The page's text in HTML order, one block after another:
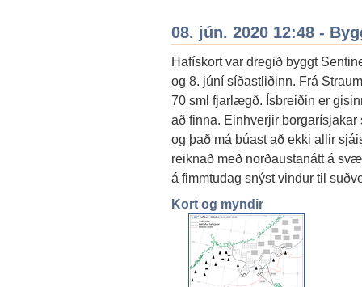
08. jún. 2020 12:48 -
Hafískort var dregið byggt
og 8. júní síðastliðinn. Frá
70 sml fjarlægð. Ísbreiðin er
að finna. Einhverjir
og það má búast að ekki allir
reiknað með norðaustanátt á
á fimmtudag snýst vindur til
Kort og myndir